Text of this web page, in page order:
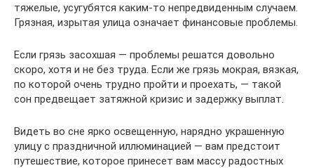
тяжелые, усугубятся каким-то непредвиденным случаем.
Грязная, изрытая улица означает финансовые проблемы.
Если грязь засохшая — проблемы решатся довольно
скоро, хотя и не без труда. Если же грязь мокрая, вязкая,
по которой очень трудно пройти и проехать, — такой
сон предвещает затяжной кризис и задержку выплат.
Видеть во сне ярко освещенную, нарядно украшенную
улицу с праздничной иллюминацией — вам предстоит
путешествие, которое принесет вам массу радостных